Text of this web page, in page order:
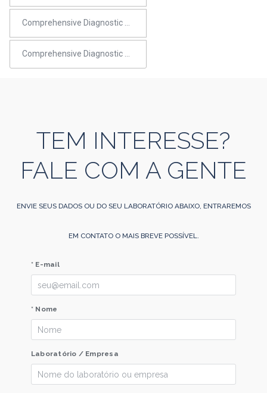
TEM INTERESSE?
FALE COM A GENTE
ENVIE SEUS DADOS OU DO SEU LABORATÓRIO ABAIXO, ENTRAREMOS
EM CONTATO O MAIS BREVE POSSÍVEL.
* E-mail
* Nome
Laboratório / Empresa